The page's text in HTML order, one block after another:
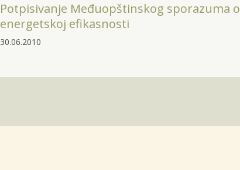
Potpisivanje Međuopštinskog sporazuma o
energetskoj efikasnosti
30.06.2010